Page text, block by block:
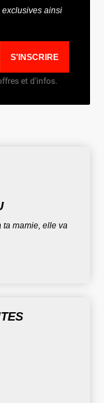
exclusives ainsi
S'INSCRIRE
et d'infos.
ta mamie, elle va